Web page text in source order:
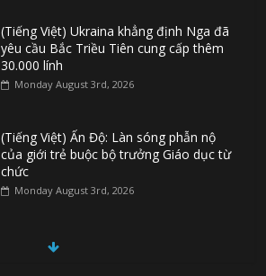
(Tiếng Việt) Ukraina khẳng định Nga đã
yêu cầu Bắc Triều Tiên cung cấp thêm
30.000 lính
Monday August 3rd, 2026
(Tiếng Việt) Ấn Độ: Làn sóng phẫn nộ
của giới trẻ buộc bộ trưởng Giáo dục từ
chức
Monday August 3rd, 2026
(Tiếng Việt) Đức: Thủ phạm vụ khủng bố